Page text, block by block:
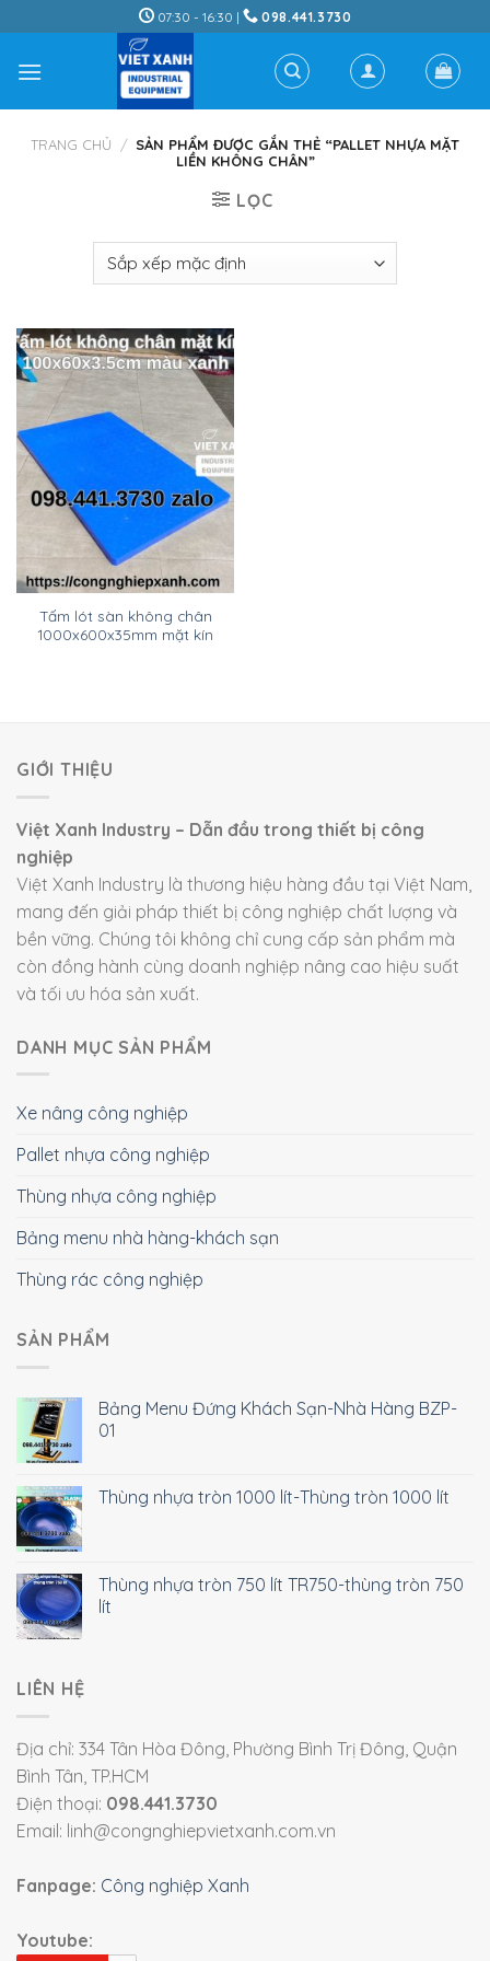
to
content
07:30 - 16:30 | 098.441.3730
TRANG CHỦ / SẢN PHẨM ĐƯỢC GẮN THẺ “PALLET NHỰA MẶT
LIỀN KHÔNG CHÂN”
LỌC
Tấm lót sàn không chân
1000x600x35mm mặt kín
GIỚI THIỆU
Việt Xanh Industry – Dẫn đầu trong thiết bị công
nghiệp
Việt Xanh Industry là thương hiệu hàng đầu tại Việt Nam,
mang đến giải pháp thiết bị công nghiệp chất lượng và
bền vững. Chúng tôi không chỉ cung cấp sản phẩm mà
còn đồng hành cùng doanh nghiệp nâng cao hiệu suất
và tối ưu hóa sản xuất.
DANH MỤC SẢN PHẨM
Xe nâng công nghiệp
Pallet nhựa công nghiệp
Thùng nhựa công nghiệp
Bảng menu nhà hàng-khách sạn
Thùng rác công nghiệp
SẢN PHẨM
Bảng Menu Đứng Khách Sạn-Nhà Hàng BZP-
01
Thùng nhựa tròn 1000 lít-Thùng tròn 1000 lít
Thùng nhựa tròn 750 lít TR750-thùng tròn 750
lít
LIÊN HỆ
Địa chỉ: 334 Tân Hòa Đông, Phường Bình Trị Đông, Quận
Bình Tân, TP.HCM
Điện thoại: 098.441.3730
Email: linh@congnghiepvietxanh.com.vn
Fanpage: Công nghiệp Xanh
Youtube: